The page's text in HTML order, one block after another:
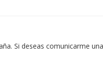
Si deseas comunicarme